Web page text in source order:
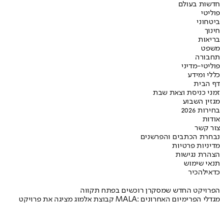
חדשות בעולם
פוליטי
ביטחוני
חינוך
בריאות
משפט
תחבורה
פוליטי-מדיני
כללי ומידע
דף הבית
זמני כניסת וצאת שבת
מגזין השבוע
בחירות 2026
אודות
צור קשר
נבחרת הכתבים והפרשנים
מדיניות פרטיות
הצהרת נגישות
תנאי שימוש
כדאילהכיר
הפרויקט החדש שמסקרן רוכשים בפתח תקווה
קבוצת אלמוג מציגה את פרויקט MALA: מגדלי הפרימיום האחרונים